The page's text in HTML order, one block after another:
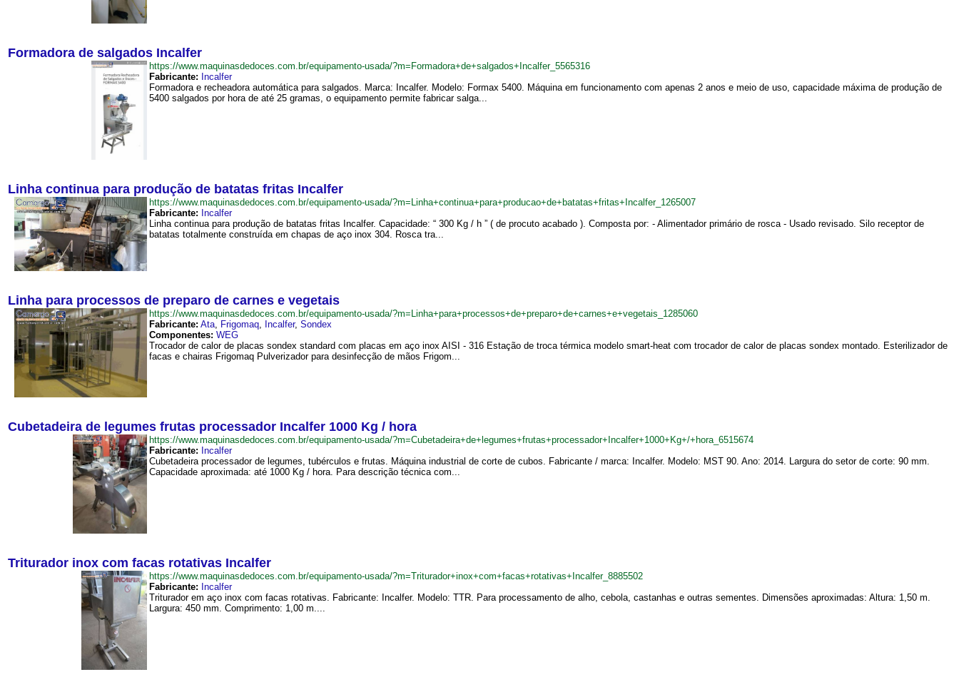
Formadora de salgados Incalfer
https://www.maquinasdedoces.com.br/equipamento-usada/?m=Formadora+de+salgados+Incalfer_5565316
Fabricante: Incalfer
Formadora e recheadora automática para salgados. Marca: Incalfer. Modelo: Formax 5400. Máquina em funcionamento com apenas 2 anos e meio de uso, capacidade máxima de produção de
5400 salgados por hora de até 25 gramas, o equipamento permite fabricar salga...
Linha continua para produção de batatas fritas Incalfer
https://www.maquinasdedoces.com.br/equipamento-usada/?m=Linha+continua+para+producao+de+batatas+fritas+Incalfer_1265007
Fabricante: Incalfer
Linha continua para produção de batatas fritas Incalfer. Capacidade: “ 300 Kg / h ” ( de procuto acabado ). Composta por: - Alimentador primário de rosca - Usado revisado. Silo receptor de
batatas totalmente construída em chapas de aço inox 304. Rosca tra...
Linha para processos de preparo de carnes e vegetais
https://www.maquinasdedoces.com.br/equipamento-usada/?m=Linha+para+processos+de+preparo+de+carnes+e+vegetais_1285060
Fabricante: Ata, Frigomaq, Incalfer, Sondex
Componentes: WEG
Trocador de calor de placas sondex standard com placas em aço inox AISI - 316 Estação de troca térmica modelo smart-heat com trocador de calor de placas sondex montado. Esterilizador de
facas e chairas Frigomaq Pulverizador para desinfecção de mãos Frigom...
Cubetadeira de legumes frutas processador Incalfer 1000 Kg / hora
https://www.maquinasdedoces.com.br/equipamento-usada/?m=Cubetadeira+de+legumes+frutas+processador+Incalfer+1000+Kg+/+hora_6515674
Fabricante: Incalfer
Cubetadeira processador de legumes, tubérculos e frutas. Máquina industrial de corte de cubos. Fabricante / marca: Incalfer. Modelo: MST 90. Ano: 2014. Largura do setor de corte: 90 mm.
Capacidade aproximada: até 1000 Kg / hora. Para descrição técnica com...
Triturador inox com facas rotativas Incalfer
https://www.maquinasdedoces.com.br/equipamento-usada/?m=Triturador+inox+com+facas+rotativas+Incalfer_8885502
Fabricante: Incalfer
Triturador em aço inox com facas rotativas. Fabricante: Incalfer. Modelo: TTR. Para processamento de alho, cebola, castanhas e outras sementes. Dimensões aproximadas: Altura: 1,50 m.
Largura: 450 mm. Comprimento: 1,00 m....